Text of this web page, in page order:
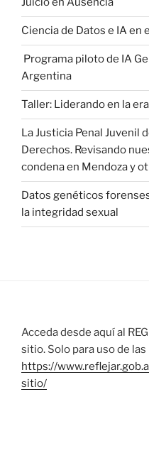
Ciencia de Datos e IA en
Programa piloto de IA
Argentina
Taller: Liderando en la
La Justicia Penal Juvenil
Derechos. Revisando
condena en Mendoza y
Datos genéticos
la integridad sexual
Acceda desde aquí al
sitio. Solo para uso de
https://
sitio/